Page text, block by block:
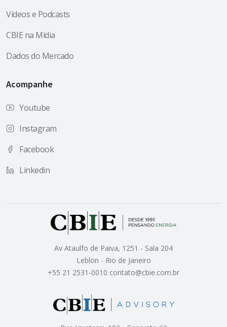
Vídeos e Podcasts
CBIE na Mídia
Dados do Mercado
Acompanhe
Youtube
Instagram
Facebook
Linkedin
Av Ataulfo de Paiva, 1251 - Sala 204
Leblon - Rio de Janeiro
+55 21 2531-0010 contato@cbie.com.br